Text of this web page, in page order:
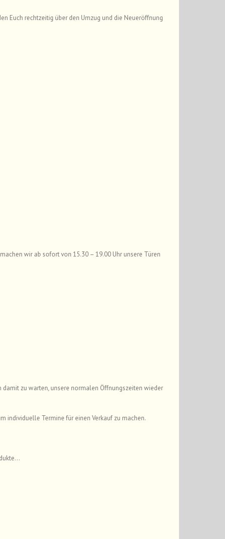
Euch rechtzeitig über den Umzug und die Neueröffnung
wir ab sofort von 15.30 – 19.00 Uhr unsere Türen
zu warten, unsere normalen Öffnungszeiten wieder
individuelle Termine für einen Verkauf zu machen.